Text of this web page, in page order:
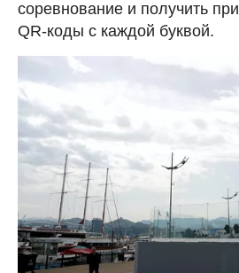
соревнование и получить
QR-коды с каждой буквой.